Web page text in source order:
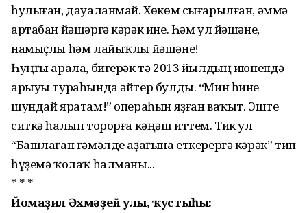
һулыған, дауаланмай. Хөкөм сығарылған, әммә
артабан йәшәргә кәрәк ине. Һәм ул йәшәне,
намыҫлы һәм лайыҡлы йәшәне!
Һуңғы арала, бигерәк тә 2013 йылдың июнендә
арыуы тура­һында әйтер булды. “Мин һине
шундай яратам!” операһын яҙған ваҡыт. Эште
ситкә һалып торорға кәңәш иттем. Тик ул
“Башлаған ғәмәлде аҙағына еткерергә кәрәк” тип
һүҙемә ҡолаҡ һалманы...
* * *
Йомаҙил Әхмәҙей улы, ҡустыһы: